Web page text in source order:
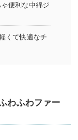
便利な中綿ジ
くて快適なチ
わふわファー